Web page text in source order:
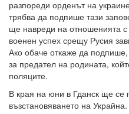
разпореди орденът на
трябва да подпише тази
ще навреди на отношенията с
военен успех срещу Русия
Ако обаче откаже да
за предател на родината,
поляците.
В края на юни в Гданск ще се
възстановяването на